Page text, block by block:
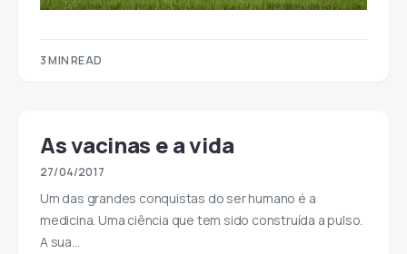
3 MIN READ
As vacinas e a vida
27/04/2017
Um das grandes conquistas do ser humano é a
medicina. Uma ciência que tem sido construída a pulso.
A sua…